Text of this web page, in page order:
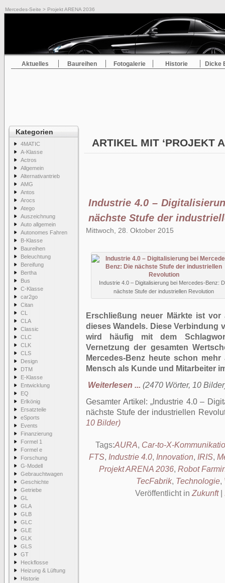
Mercedes-Seite > Projekt ARENA 2036
Aktuelles Baureihen Fotogalerie Historie Dicke
Kategorien
4MATIC
A-Klasse
Actros
Allgemein
Alternativantrieb
AMG
Antos
Arocs
Atego
Auszeichnung
Auto allgemein
Autonomes Fahren
B-Klasse
Baureihen
Beleuchtung
Bereifung
Bertha
Bus
C-Klasse
car2go
Citan
CL
CLA
Classic
CLC
CLK
CLS
Design
DTM
E-Klasse
Entwicklung
EQ
Erlkönig
Ersatzteile
eSports
Events
Finanzierung
Formel 1
Formel e
Forschung
G-Modell
Gebrauchtwagen
Geschichte
Getriebe
GL
GLA
GLB
GLC
GLE
GLK
GLS
GT
Heckflosse
Heizung & Lüftung
Historie
ARTIKEL MIT ‘PROJEKT
Industrie 4.0 –
nächste Stufe der
Mittwoch, 28. Oktober 2015
Industrie 4.0 – Digitalisierung bei Mercedes-Benz:
nächste Stufe der industriellen Revolution
Erschließung neuer Märkte ist
dieses Wandels. Diese Verbindung
wird häufig mit dem
Vernetzung der gesamten
Mercedes-Benz heute schon
Mensch als Kunde und Mitarbeiter
Weiterlesen ... (2470 Wörter, 10
Gesamter Artikel:
Industrie 4.0 –
nächste Stufe der industriellen
10 Bilder)
Tags:AURA, Car-to-X-
FTS, Industrie 4.0, Innovation, IRIS,
Projekt ARENA 2036, Robot
TecFabrik, Technologie,
Veröffentlicht in Zukunft|